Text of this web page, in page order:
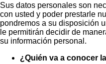
Sus datos personales son
con usted y poder prestarle
pondremos a su disposición
le permitirán decidir de
su información personal.
¿Quién va a conocer